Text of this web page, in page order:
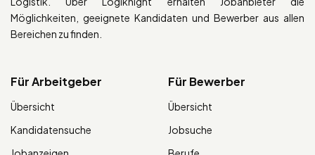
Möglichkeiten, geeignete Kandidaten und Bewerber aus allen
Bereichen zu finden.
Für Arbeitgeber
Übersicht
Kandidatensuche
Für Bewerber
Übersicht
Jobsuche